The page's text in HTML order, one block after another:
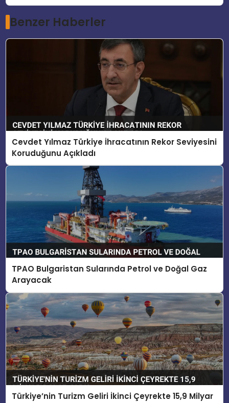
Benzer Haberler
Cevdet Yılmaz Türkiye İhracatının Rekor Seviyesini
Koruduğunu Açıkladı
TPAO Bulgaristan Sularında Petrol ve Doğal Gaz
Arayacak
Türkiye’nin Turizm Geliri İkinci Çeyrekte 15,9 Milyar